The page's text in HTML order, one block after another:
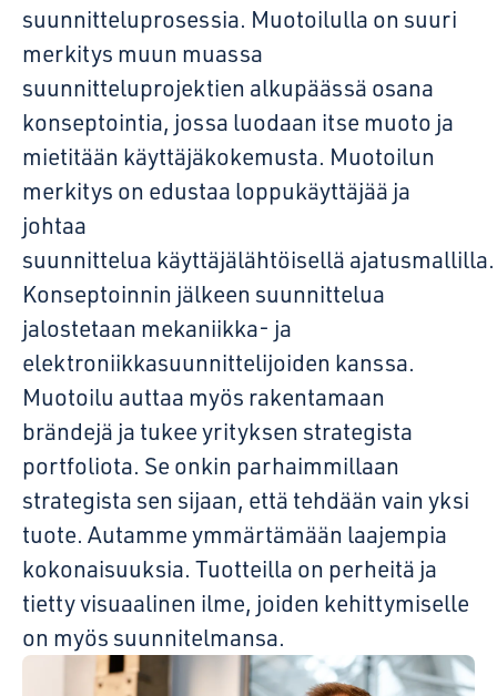
suunnitteluprosessia. Muotoilulla on suuri
merkitys muun muassa
suunnitteluprojektien alkupäässä osana
konseptointia, jossa luodaan itse muoto ja
mietitään käyttäjäkokemusta. Muotoilun
merkitys on edustaa loppukäyttäjää ja
johtaa
suunnittelua käyttäjälähtöisellä ajatusmallilla.
Konseptoinnin jälkeen suunnittelua
jalostetaan mekaniikka- ja
elektroniikkasuunnittelijoiden kanssa.
Muotoilu auttaa myös rakentamaan
brändejä ja tukee yrityksen strategista
portfoliota. Se onkin parhaimmillaan
strategista sen sijaan, että tehdään vain yksi
tuote. Autamme ymmärtämään laajempia
kokonaisuuksia. Tuotteilla on perheitä ja
tietty visuaalinen ilme, joiden kehittymiselle
on myös suunnitelmansa.